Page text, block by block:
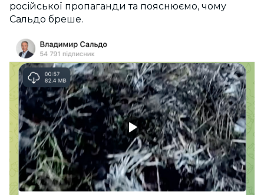
російської пропаганди та пояснюємо, чому
Сальдо бреше.